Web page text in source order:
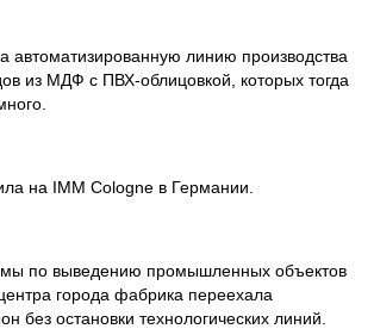
автоматизированную линию производства
из МДФ с ПВХ-облицовкой, которых тогда
на IMM Cologne в Германии.
по выведению промышленных объектов
города фабрика переехала
без остановки технологических линий.